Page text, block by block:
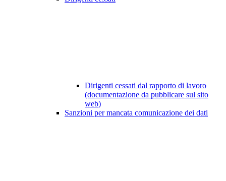
Dirigenti cessati dal rapporto di lavoro
(documentazione da pubblicare sul sito
web)
Sanzioni per mancata comunicazione dei dati